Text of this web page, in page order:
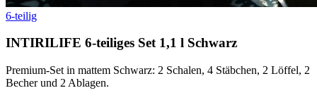
6-teilig
INTIRILIFE 6-teiliges Set 1,1 l Schwarz
Premium-Set in mattem Schwarz: 2 Schalen, 4 Stäbchen, 2 Löffel, 2
Becher und 2 Ablagen.